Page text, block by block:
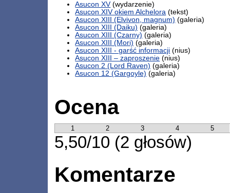
Asucon XV(wydarzenie)
Asucon XIV okiem Alchelora (tekst)
Asucon XIII (Elvivon, magnum) (galeria)
Asucon XIII (Daiku) (galeria)
Asucon XIII (Czarny) (galeria)
Asucon XIII (Mori) (galeria)
Asucon XIII - garść informacji (nius)
Asucon XIII – zaproszenie (nius)
Asucon 2 (Lord Raven) (galeria)
Asucon 12 (Gargoyle) (galeria)
Ocena
1 2 3 4 5
5,50/10 (2 głosów)
Komentarze